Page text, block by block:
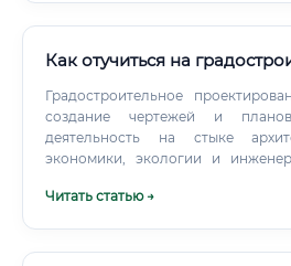
Как отучиться на
Градостроительное
создание чертежей и
деятельность на стыке
экономики, экологии и
функциональной городской
Читать статью →